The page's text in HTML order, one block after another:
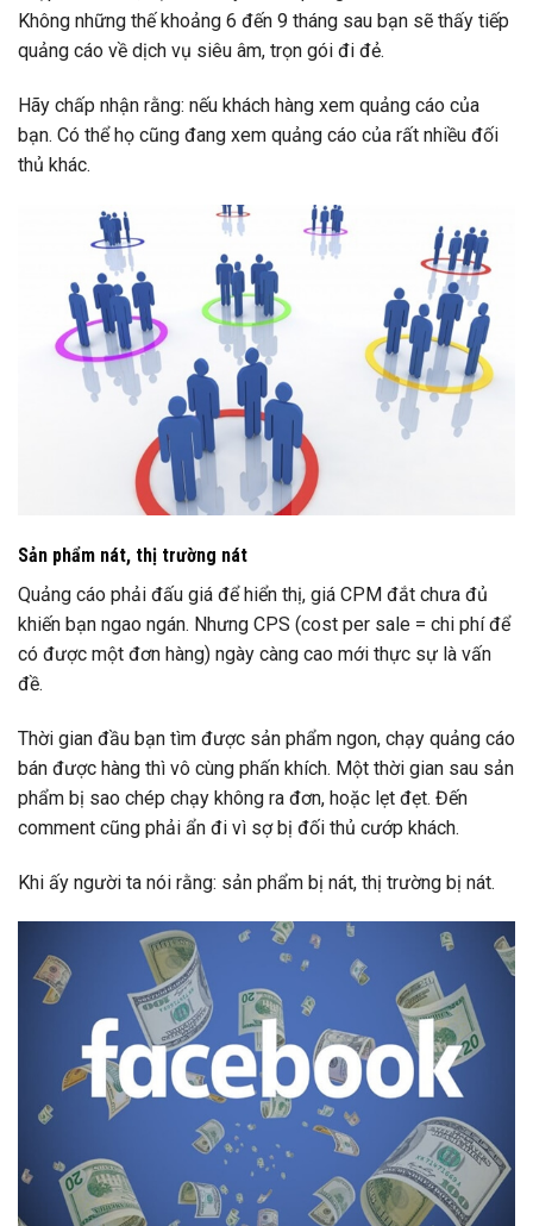
Không những thế khoảng 6 đến 9 tháng sau bạn sẽ thấy tiếp
quảng cáo về dịch vụ siêu âm, trọn gói đi đẻ.
Hãy chấp nhận rằng: nếu khách hàng xem quảng cáo của
bạn. Có thể họ cũng đang xem quảng cáo của rất nhiều đối
thủ khác.
Sản phẩm nát, thị trường nát
Quảng cáo phải đấu giá để hiển thị, giá CPM đắt chưa đủ
khiến bạn ngao ngán. Nhưng CPS (cost per sale = chi phí để
có được một đơn hàng) ngày càng cao mới thực sự là vấn
đề.
Thời gian đầu bạn tìm được sản phẩm ngon, chạy quảng cáo
bán được hàng thì vô cùng phấn khích. Một thời gian sau sản
phẩm bị sao chép chạy không ra đơn, hoặc lẹt đẹt. Đến
comment cũng phải ẩn đi vì sợ bị đối thủ cướp khách.
Khi ấy người ta nói rằng: sản phẩm bị nát, thị trường bị nát.